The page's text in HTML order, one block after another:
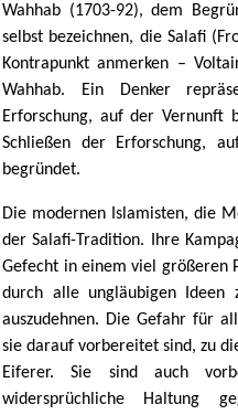
Wahhab (1703-92), dem
selbst bezeichnen, die Salafi
Kontrapunkt anmerken –
Wahhab. Ein Denker
Erforschung, auf der Vernunft
Schließen der Erforschung,
begründet.
Die modernen Islamisten, die
der Salafi-Tradition. Ihre
Gefecht in einem viel größeren
durch alle ungläubigen Ideen
auszudehnen. Die Gefahr für
sie darauf vorbereitet sind, zu
Eiferer. Sie sind auch
widersprüchliche Haltung